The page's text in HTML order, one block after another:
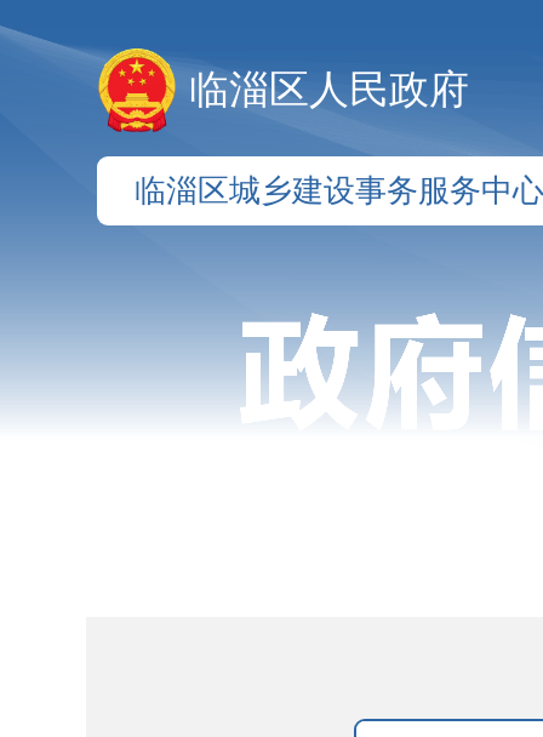
临淄区人民政府
临淄区城乡建设事务服务中心